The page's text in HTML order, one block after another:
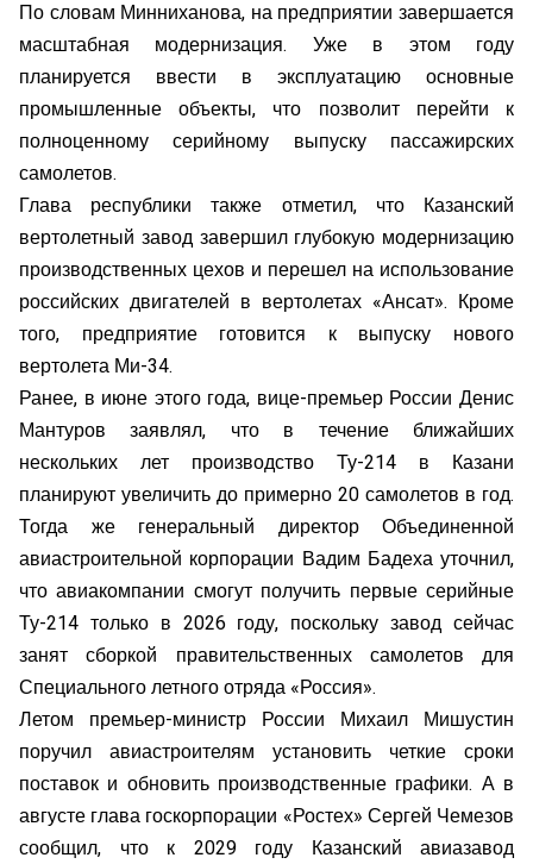
По словам Минниханова, на предприятии завершается
масштабная модернизация. Уже в этом году
планируется ввести в эксплуатацию основные
промышленные объекты, что позволит перейти к
полноценному серийному выпуску пассажирских
самолетов.
Глава республики также отметил, что Казанский
вертолетный завод завершил глубокую модернизацию
производственных цехов и перешел на использование
российских двигателей в вертолетах «Ансат». Кроме
того, предприятие готовится к выпуску нового
вертолета Ми-34.
Ранее, в июне этого года, вице-премьер России Денис
Мантуров заявлял, что в течение ближайших
нескольких лет производство Ту-214 в Казани
планируют увеличить до примерно 20 самолетов в год.
Тогда же генеральный директор Объединенной
авиастроительной корпорации Вадим Бадеха уточнил,
что авиакомпании смогут получить первые серийные
Ту-214 только в 2026 году, поскольку завод сейчас
занят сборкой правительственных самолетов для
Специального летного отряда «Россия».
Летом премьер-министр России Михаил Мишустин
поручил авиастроителям установить четкие сроки
поставок и обновить производственные графики. А в
августе глава госкорпорации «Ростех» Сергей Чемезов
сообщил, что к 2029 году Казанский авиазавод